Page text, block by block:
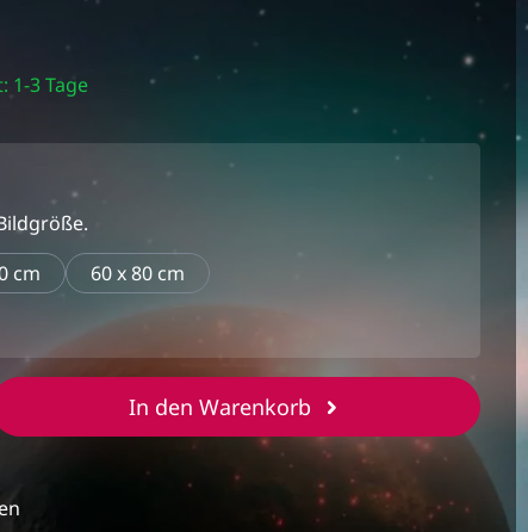
1-3 Tage
cm 60 x 80 cm
den gewünschten Wert ein oder
In den Warenkorb